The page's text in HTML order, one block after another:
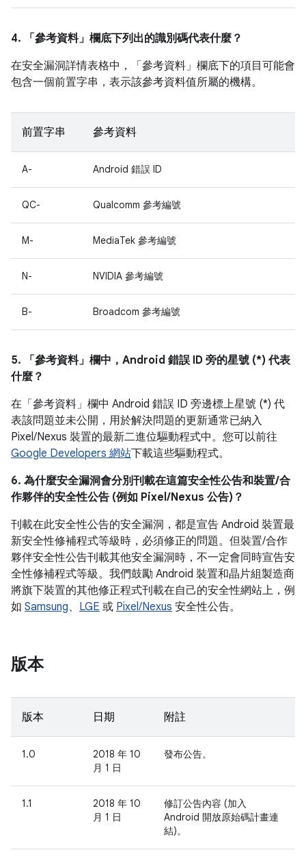
4. 「參考資料」 欄底下列出的識別碼代表什麼？
在安全漏洞詳情表格中，「參考資料」 欄底下的項目可能會
包含一個前置字串，表示該參考資料值所屬的機構。
前置字串 參考資料
A- Android 錯誤 ID
QC- Qualcomm 參考編號
M- MediaTek 參考編號
N- NVIDIA 參考編號
B- Broadcom 參考編號
5. 「參考資料」 欄中，Android 錯誤 ID 旁的星號 (*) 代表
什麼？
在「參考資料」 欄中 Android 錯誤 ID 旁邊標上星號 (*) 代
表該問題並未公開，用於解決問題的更新通常已納入
Pixel/Nexus 裝置的最新二進位驅動程式中。您可以前往
Google Developers 網站下載這些驅動程式。
6. 為什麼安全漏洞會分別刊載在這篇安全性公告和裝置/合
作夥伴的安全性公告 (例如 Pixel/Nexus 公告)？
刊載在此安全性公告的安全漏洞，都是宣告 Android 裝置最
新安全性修補程式等級時，必須修正的問題。但裝置/合作
夥伴安全性公告刊載其他安全漏洞時，不一定會同時宣告安
全性修補程式等級。我們鼓勵 Android 裝置和晶片組製造商
將旗下裝置的其他修正程式刊載在自己的安全性網站上，例
如 Samsung、 LGE 或 Pixel/Nexus 安全性公告。
版本
版本 日期 附註
1.0
2018 年 10
月 1 日
發布公告。
1.1
2018 年 10
月 1 日
修訂公告內容 (加入
Android 開放原始碼計畫連
結)。